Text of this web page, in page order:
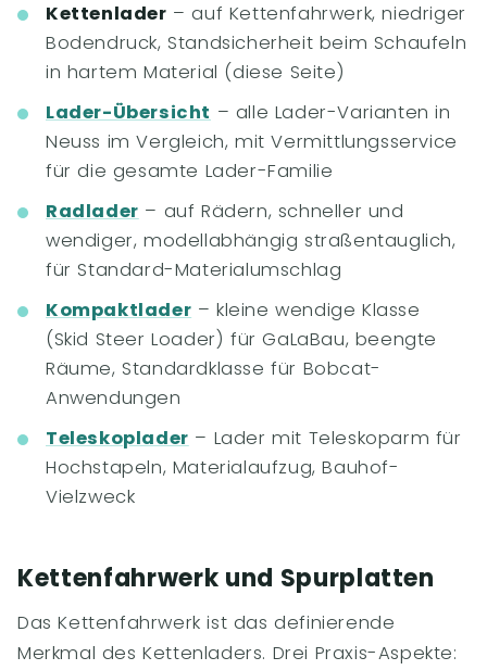
Kettenlader – auf Kettenfahrwerk, niedriger
Bodendruck, Standsicherheit beim Schaufeln
in hartem Material (diese Seite)
Lader-Übersicht – alle Lader-Varianten in
Neuss im Vergleich, mit Vermittlungsservice
für die gesamte Lader-Familie
Radlader – auf Rädern, schneller und
wendiger, modellabhängig straßentauglich,
für Standard-Materialumschlag
Kompaktlader – kleine wendige Klasse
(Skid Steer Loader) für GaLaBau, beengte
Räume, Standardklasse für Bobcat-
Anwendungen
Teleskoplader – Lader mit Teleskoparm für
Hochstapeln, Materialaufzug, Bauhof-
Vielzweck
Kettenfahrwerk und Spurplatten
Das Kettenfahrwerk ist das definierende
Merkmal des Kettenladers. Drei Praxis-Aspekte: